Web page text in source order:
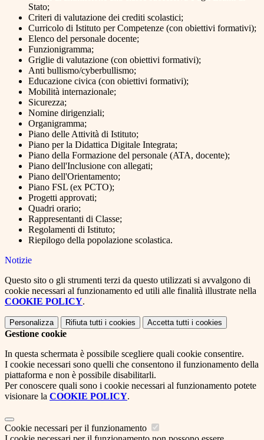
Stato;
Criteri di valutazione dei crediti scolastici;
Curricolo di Istituto per Competenze (con obiettivi formativi);
Elenco del personale docente;
Funzionigramma;
Griglie di valutazione (con obiettivi formativi);
Anti bullismo/cyberbullismo;
Educazione civica (con obiettivi formativi);
Mobilità internazionale;
Sicurezza;
Nomine dirigenziali;
Organigramma;
Piano delle Attività di Istituto;
Piano per la Didattica Digitale Integrata;
Piano della Formazione del personale (ATA, docente);
Piano dell'Inclusione con allegati;
Piano dell'Orientamento;
Piano FSL (ex PCTO);
Progetti approvati;
Quadri orario;
Rappresentanti di Classe;
Regolamenti di Istituto;
Riepilogo della popolazione scolastica.
Notizie
Questo sito o gli strumenti terzi da questo utilizzati si avvalgono di
cookie necessari al funzionamento ed utili alle finalità illustrate nella
COOKIE POLICY.
Personalizza Rifiuta tutti i cookies Accetta tutti i cookies
Gestione cookie
In questa schermata è possibile scegliere quali cookie consentire.
I cookie necessari sono quelli che consentono il funzionamento della
piattaforma e non è possibile disabilitarli.
Per conoscere quali sono i cookie necessari al funzionamento potete
visionare la COOKIE POLICY.
Cookie necessari per il funzionamento